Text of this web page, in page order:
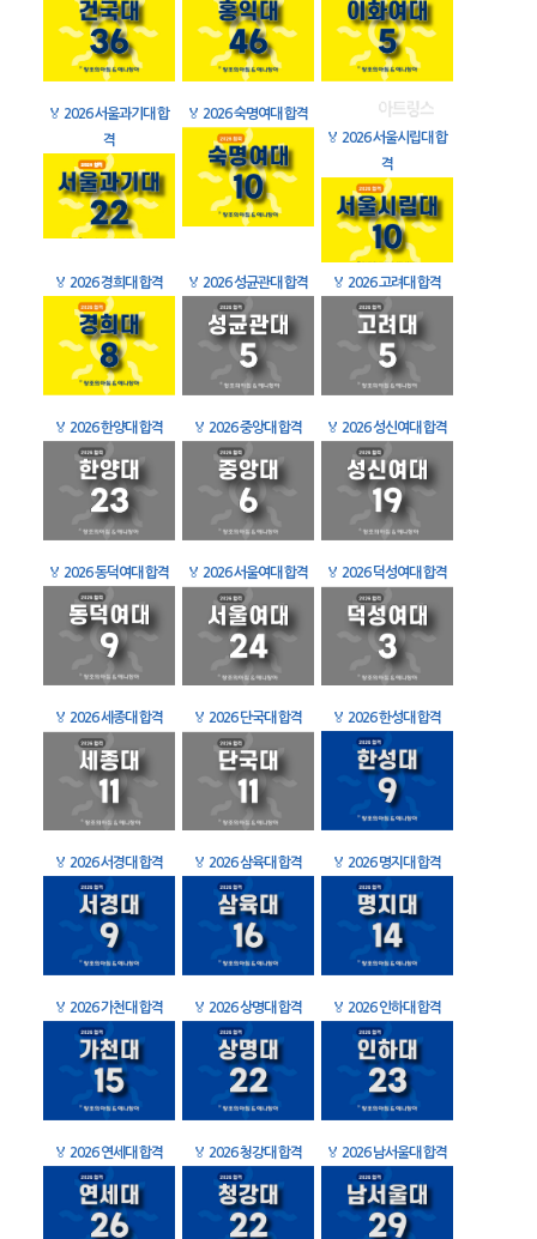
🏅 2026 서울과기대 합
격
🏅 2026 숙명여대 합격
🏅 2026 서울시립대 합
격
🏅 2026 경희대 합격 🏅 2026 성균관대 합격 🏅 2026 고려대 합격
🏅 2026 한양대 합격 🏅 2026 중앙대 합격 🏅 2026 성신여대 합격
🏅 2026 동덕여대 합격 🏅 2026 서울여대 합격 🏅 2026 덕성여대 합격
🏅 2026 세종대 합격 🏅 2026 단국대 합격 🏅 2026 한성대 합격
🏅 2026 서경대 합격 🏅 2026 삼육대 합격 🏅 2026 명지대 합격
🏅 2026 가천대 합격 🏅 2026 상명대 합격 🏅 2026 인하대 합격
🏅 2026 연세대 합격 🏅 2026 청강대 합격 🏅 2026 남서울대 합격